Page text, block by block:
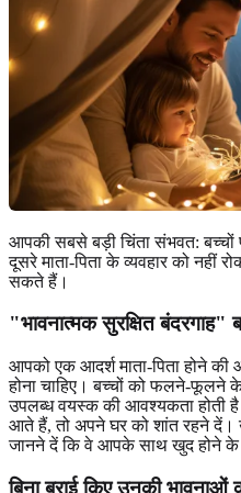
आपकी सबसे बड़ी चिंता संभवत:
दूसरे माता-पिता के व्यवहार को
सकते हैं।
"भावनात्मक सुरक्षित बंदरगाह"
आपको एक आदर्श माता-पिता होने
होना चाहिए। बच्चों को फलने-फूलने
उपलब्ध वयस्क की आवश्यकता होती
आते हैं, तो अपने घर को शांत रहने दें।
जानने दें कि वे आपके साथ खुद होने के
बिना बुराई किए उनकी भावनाओं